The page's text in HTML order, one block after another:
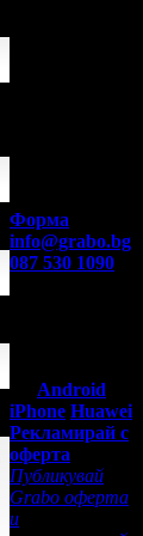
Форма
info@grabo.bg
087 530 1090
Android
iPhone Huawei
Рекламирай с
оферта
Публикувай
Grabo оферта
и